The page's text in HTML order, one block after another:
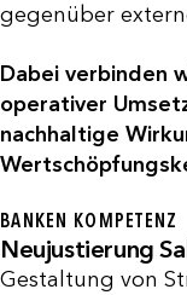
gegenüber
Dabei verbinden
operativer
nachhaltige
BANKEN KOMPETENZ
Neujustierung
Gestaltung von